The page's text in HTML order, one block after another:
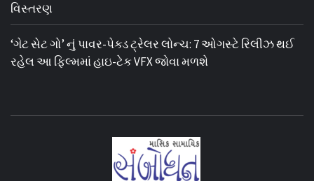
વિસ્તરણ
‘ગેટ સેટ ગો’ નું પાવર-પેક્ડ ટ્રેલર લોન્ચ: 7 ઓગસ્ટે રિલીઝ થઈ
રહેલ આ ફિલ્મમાં હાઇ-ટેક VFX જોવા મળશે